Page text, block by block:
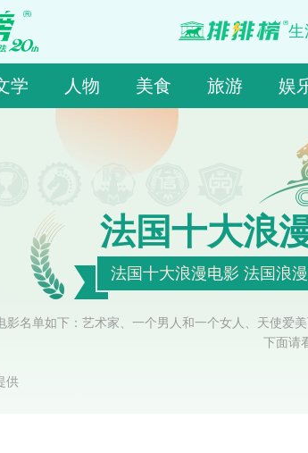
生
学 人物 美食 旅游 娱
法国十大浪
法国十大浪漫电影 法国浪
影名单如下：艺术家、一个男人和一个女人、天使爱
下面请
供